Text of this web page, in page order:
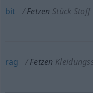
bit Fetzen Stück Stoff
rag Fetzen